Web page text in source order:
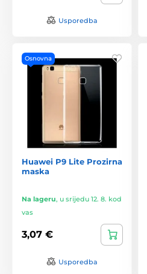
Usporedba
Osnovna
Huawei P9 Lite Prozirna
maska
Na lageru, u srijedu 12. 8. kod
vas
3,07 €
Usporedba